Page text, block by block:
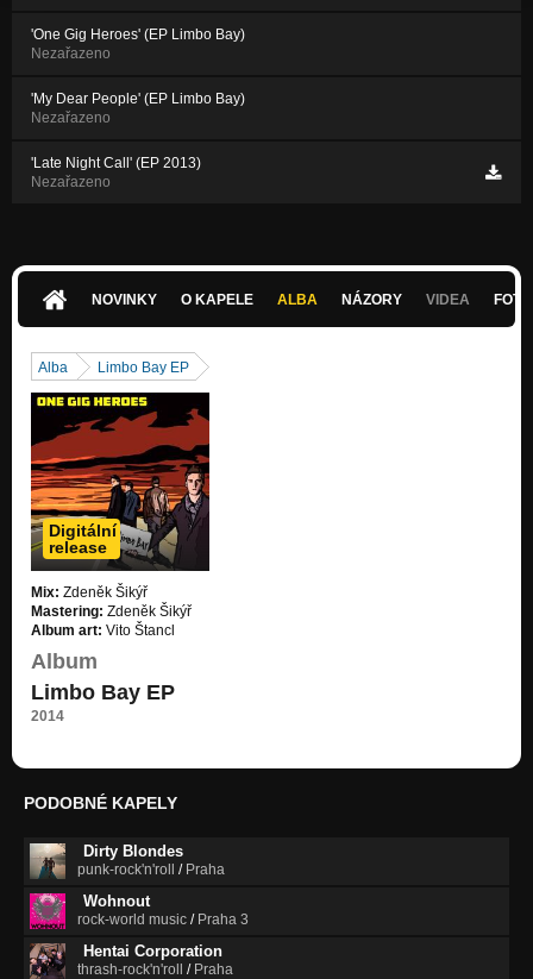
'One Gig Heroes' (EP Limbo Bay)
Nezařazeno
'My Dear People' (EP Limbo Bay)
Nezařazeno
'Late Night Call' (EP 2013)
Nezařazeno
NOVINKY O KAPELE ALBA NÁZORY VIDEA
Alba Limbo Bay EP
Digitální
release
Mix: Zdeněk Šikýř
Mastering: Zdeněk Šikýř
Album art: Vito Štancl
Album
Limbo Bay EP
2014
PODOBNÉ KAPELY
Dirty Blondes
punk-rock'n'roll / Praha
Wohnout
rock-world music / Praha 3
Hentai Corporation
thrash-rock'n'roll / Praha